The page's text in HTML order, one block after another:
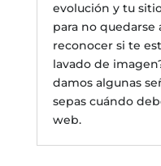
evolución y tu
para no quedarse
reconocer si te
lavado de
damos algunas
sepas cuándo
web.